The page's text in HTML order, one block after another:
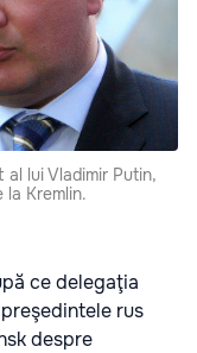
lui Vladimir Putin,
Kremlin.
ce delegaţia
rus
despre